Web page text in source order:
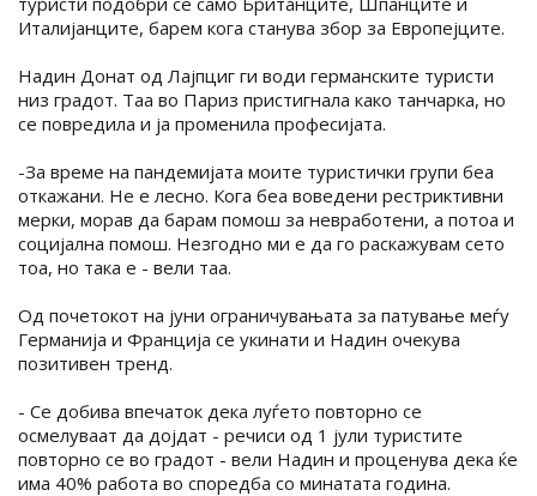
Италијанците, барем кога станува збор за Европејците.
Надин Донат од Лајпциг ги води германските туристи
низ градот. Таа во Париз пристигнала како танчарка, но
се повредила и ја променила професијата.
-За време на пандемијата моите туристички групи беа
откажани. Не е лесно. Кога беа воведени рестриктивни
мерки, морав да барам помош за невработени, а потоа и
социјална помош. Незгодно ми е да го раскажувам сето
тоа, но така е - вели таа.
Од почетокот на јуни ограничувањата за патување меѓу
Германија и Франција се укинати и Надин очекува
позитивен тренд.
- Се добива впечаток дека луѓето повторно се
осмелуваат да дојдат - речиси од 1 јули туристите
повторно се во градот - вели Надин и проценува дека ќе
има 40% работа во споредба со минатата година.